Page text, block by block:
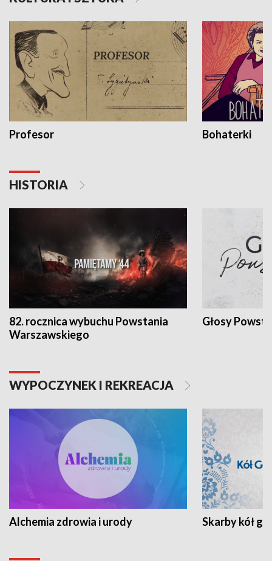
Profesor Bohaterki
HISTORIA
82. rocznica wybuchu Powstania
Warszawskiego
Głosy
WYPOCZYNEK I REKREACJA
Alchemia zdrowia i urody Skarby kół